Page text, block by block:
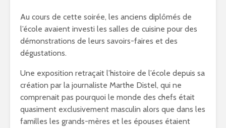
Au cours de cette soirée, les anciens diplômés de
l’école avaient investi les salles de cuisine pour des
démonstrations de leurs savoirs-faires et des
dégustations.
Une exposition retraçait l’histoire de l’école depuis sa
création par la journaliste Marthe Distel, qui ne
comprenait pas pourquoi le monde des chefs était
quasiment exclusivement masculin alors que dans les
familles les grands-mères et les épouses étaient